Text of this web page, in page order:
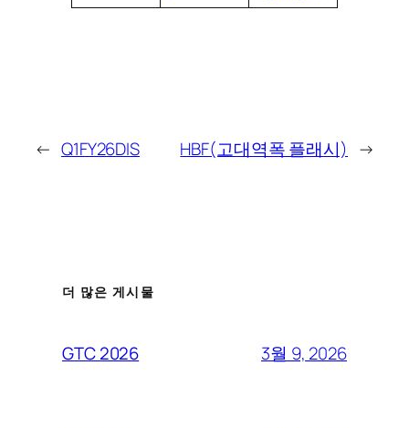
← Q1FY26DIS HBF(고대역폭 플래시) →
더 많은 게시물
GTC 2026 3월 9, 2026